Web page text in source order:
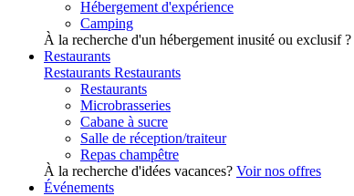
Hébergement d'expérience
Camping
À la recherche d'un hébergement inusité ou exclusif ?
Restaurants
Restaurants Restaurants
Restaurants
Microbrasseries
Cabane à sucre
Salle de réception/traiteur
Repas champêtre
À la recherche d'idées vacances? Voir nos offres
Événements